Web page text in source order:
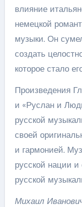
влияние
немецкой
музыки. Он
создать
которое стало
Произведения
и «Руслан и
русской
своей
и гармонией.
русской нации
русской
Михаил